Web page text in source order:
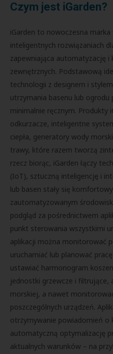
Czym jest iGarden?
iGarden to nowoczesna marka
inteligentnych rozwiązaniach
zapewniająca automatyzację
zewnętrznych. Podstawową
technologii z designem i
utrzymania basenu lub
minimalnie ręcznym. Produkty
odkurzacze, inteligentne
ciepła, generatory wody
trawy, które razem tworzą
rzecz biorąc, iGarden łączy
(IoT), sztuczną inteligencję i
lub basen stały się
zautomatyzowanym
podgląd za pośrednictwem
punkt sterowania wszystkimi
aplikacji można monitorować
uruchamiać lub planować
ustawiać harmonogram
jednostki grzewcze i
morskiej, a nawet
poszczególnych urządzeń.
otrzymywanie powiadomień o
automatyczną optymalizację
aktualnych warunków – na